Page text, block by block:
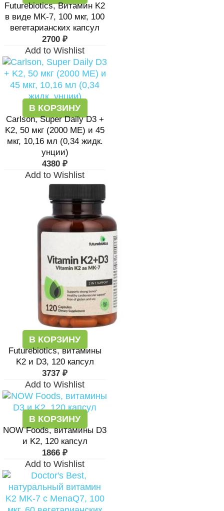
Futurebiotics, Витамин K2
в виде MK-7, 100 мкг, 100
вегетарианских капсул
2700 ₽
Add to Wishlist
В КОРЗИНУ
Carlson, Super Daily D3 +
K2, 50 мкг (2000 МЕ) и 45
мкг, 10,16 мл (0,34 жидк.
унции)
4380 ₽
Add to Wishlist
В КОРЗИНУ
Futurebiotics, витамины
K2 и D3, 120 капсул
3737 ₽
Add to Wishlist
В КОРЗИНУ
NOW Foods, витамины D3
и K2, 120 капсул
1866 ₽
Add to Wishlist